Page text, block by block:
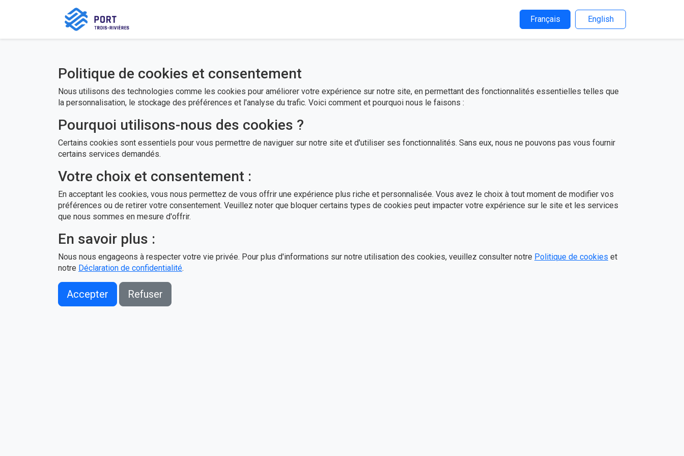
Français English
Politique de cookies et consentement
Nous utilisons des technologies comme les cookies pour améliorer votre expérience sur notre site, en permettant des fonctionnalités essentielles telles que
la personnalisation, le stockage des préférences et l'analyse du trafic. Voici comment et pourquoi nous le faisons :
Pourquoi utilisons-nous des cookies ?
Certains cookies sont essentiels pour vous permettre de naviguer sur notre site et d'utiliser ses fonctionnalités. Sans eux, nous ne pouvons pas vous fournir
certains services demandés.
Votre choix et consentement :
En acceptant les cookies, vous nous permettez de vous offrir une expérience plus riche et personnalisée. Vous avez le choix à tout moment de modifier vos
préférences ou de retirer votre consentement. Veuillez noter que bloquer certains types de cookies peut impacter votre expérience sur le site et les services
que nous sommes en mesure d'offrir.
En savoir plus :
Nous nous engageons à respecter votre vie privée. Pour plus d'informations sur notre utilisation des cookies, veuillez consulter notre Politique de cookies et
notre Déclaration de confidentialité.
Accepter Refuser